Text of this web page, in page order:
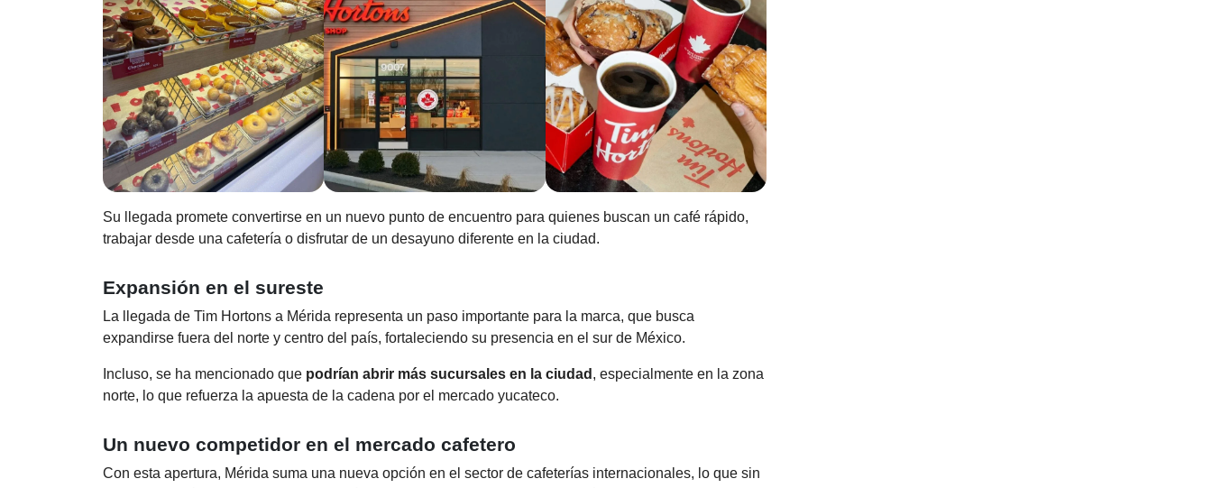
Su llegada promete convertirse en un nuevo punto de encuentro para quienes buscan un café rápido,
trabajar desde una cafetería o disfrutar de un desayuno diferente en la ciudad.
Expansión en el sureste
La llegada de Tim Hortons a Mérida representa un paso importante para la marca, que busca
expandirse fuera del norte y centro del país, fortaleciendo su presencia en el sur de México.
Incluso, se ha mencionado que podrían abrir más sucursales en la ciudad , especialmente en la zona
norte, lo que refuerza la apuesta de la cadena por el mercado yucateco.
Un nuevo competidor en el mercado cafetero
Con esta apertura, Mérida suma una nueva opción en el sector de cafeterías internacionales, lo que sin